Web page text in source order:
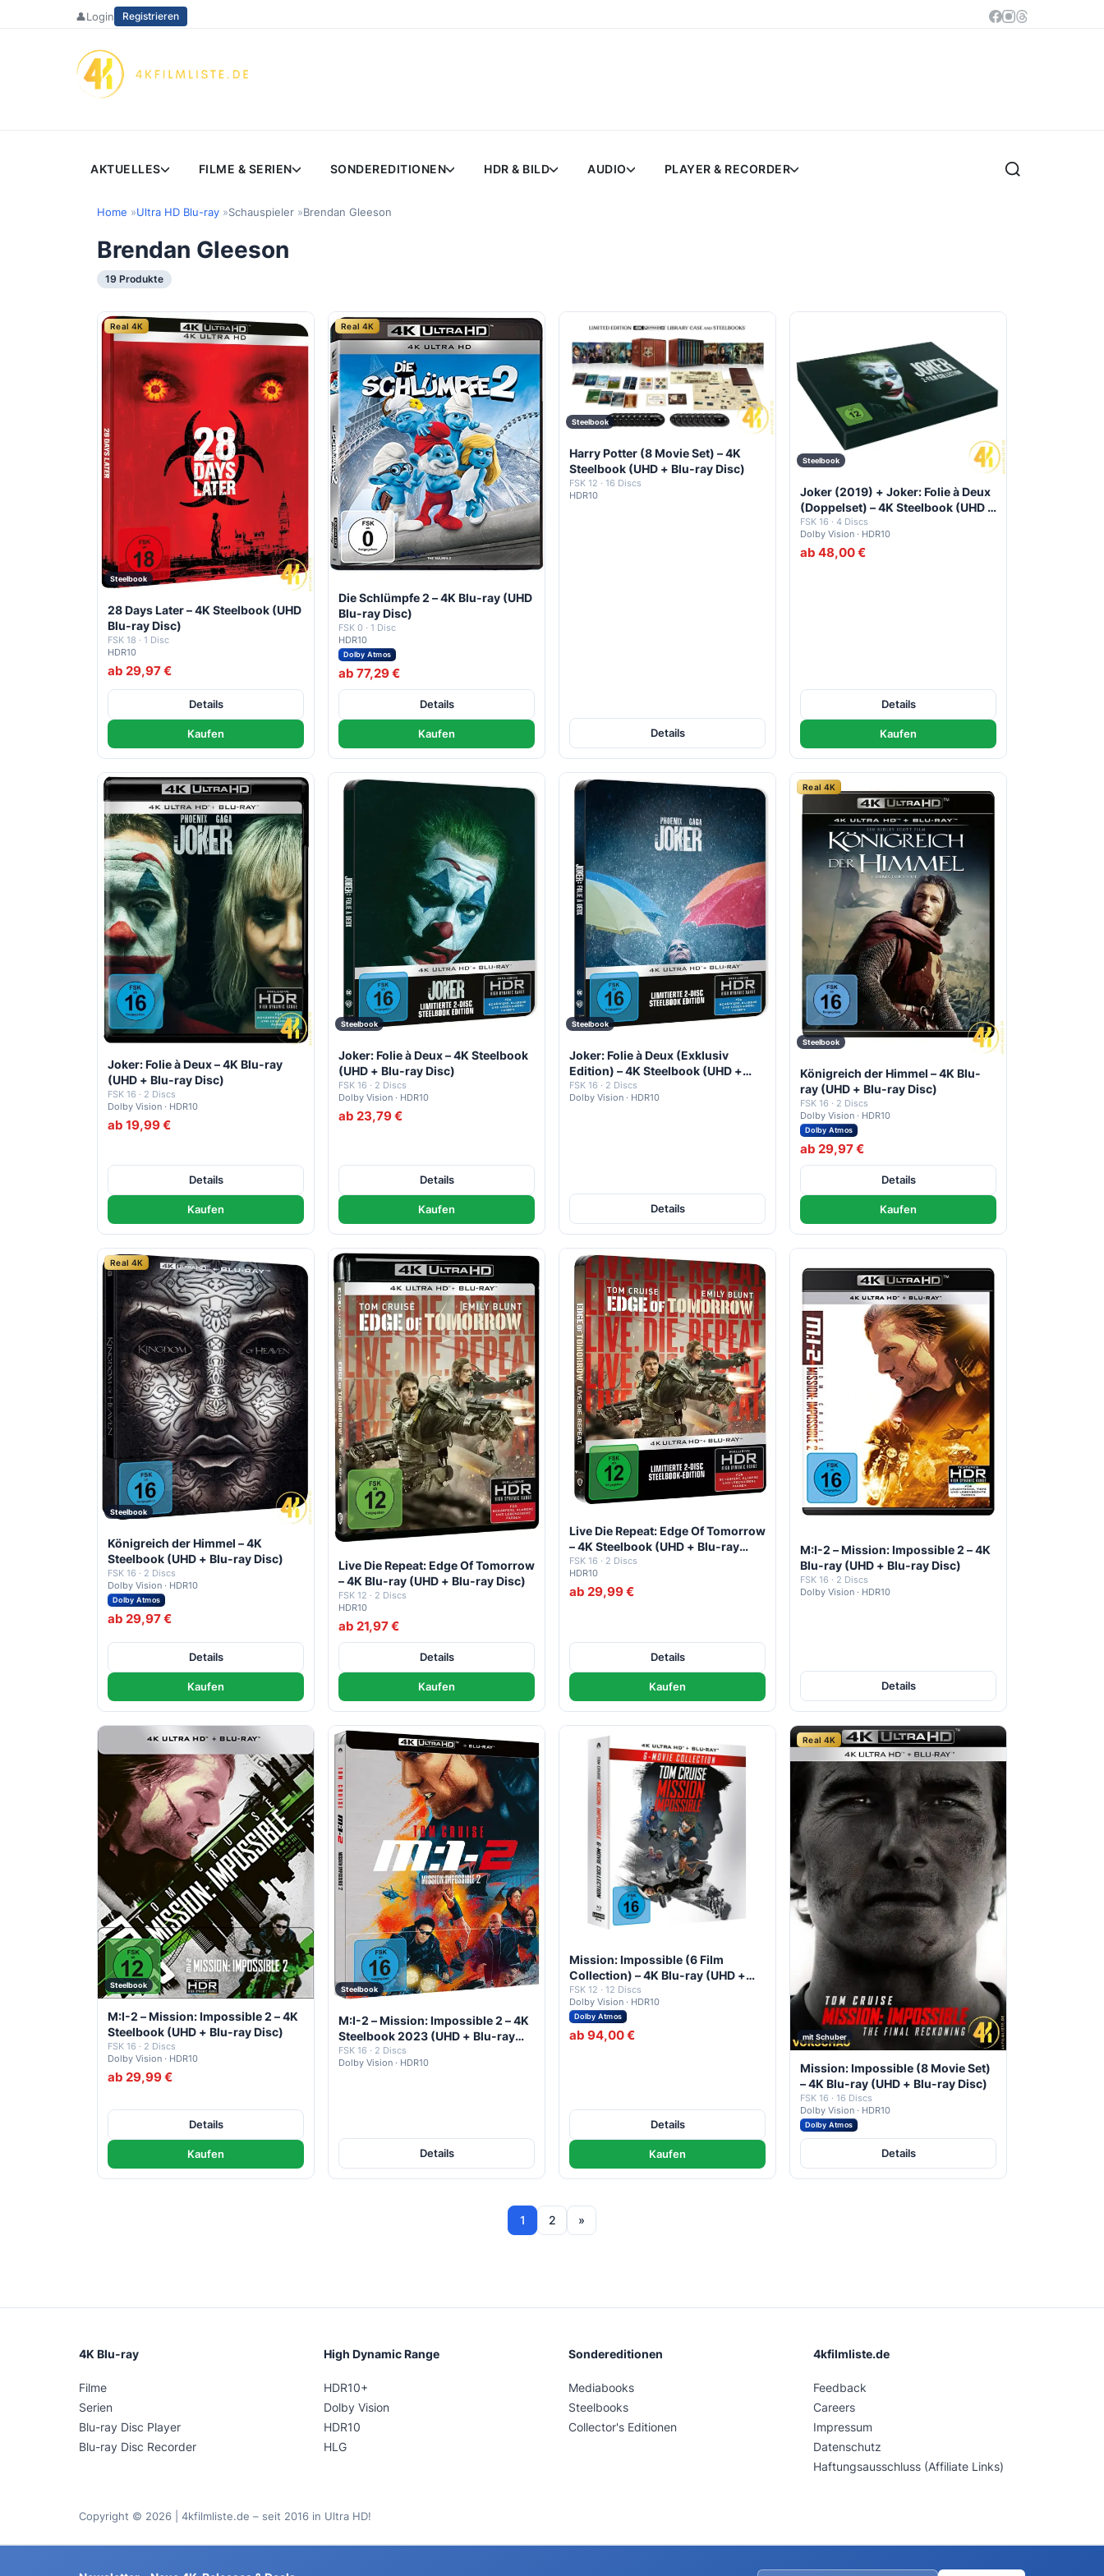
👤Login Registrieren
AKTUELLES FILME & SERIEN SONDEREDITIONEN HDR & BILD AUDIO PLAYER & RECORDER
Home Ultra HD Blu-ray Schauspieler Brendan Gleeson
Brendan Gleeson
19 Produkte
Real 4K
Steelbook
28 Days Later – 4K Steelbook (UHD
Blu-ray Disc)
FSK 18 · 1 Disc
HDR10
ab 29,97 €
Details
Kaufen
Real 4K
Die Schlümpfe 2 – 4K Blu-ray (UHD
Blu-ray Disc)
FSK 0 · 1 Disc
HDR10
Dolby Atmos
ab 77,29 €
Details
Kaufen
Steelbook
Harry Potter (8 Movie Set) – 4K
Steelbook (UHD + Blu-ray Disc)
FSK 12 · 16 Discs
HDR10
Details
Steelbook
Joker (2019) + Joker: Folie à Deux
(Doppelset) – 4K Steelbook (UHD +
Blu-ray Disc)
FSK 16 · 4 Discs
Dolby Vision · HDR10
ab 48,00 €
Details
Kaufen
Joker: Folie à Deux – 4K Blu-ray
(UHD + Blu-ray Disc)
FSK 16 · 2 Discs
Dolby Vision · HDR10
ab 19,99 €
Details
Kaufen
Steelbook
Joker: Folie à Deux – 4K Steelbook
(UHD + Blu-ray Disc)
FSK 16 · 2 Discs
Dolby Vision · HDR10
ab 23,79 €
Details
Kaufen
Steelbook
Joker: Folie à Deux (Exklusiv
Edition) – 4K Steelbook (UHD +
Blu-ray Disc)
FSK 16 · 2 Discs
Dolby Vision · HDR10
Details
Real 4K
Steelbook
Königreich der Himmel – 4K Blu-
ray (UHD + Blu-ray Disc)
FSK 16 · 2 Discs
Dolby Vision · HDR10
Dolby Atmos
ab 29,97 €
Details
Kaufen
Real 4K
Steelbook
Königreich der Himmel – 4K
Steelbook (UHD + Blu-ray Disc)
FSK 16 · 2 Discs
Dolby Vision · HDR10
Dolby Atmos
ab 29,97 €
Details
Kaufen
Live Die Repeat: Edge Of Tomorrow
– 4K Blu-ray (UHD + Blu-ray Disc)
FSK 12 · 2 Discs
HDR10
ab 21,97 €
Details
Kaufen
Live Die Repeat: Edge Of Tomorrow
– 4K Steelbook (UHD + Blu-ray
Disc)
FSK 16 · 2 Discs
HDR10
ab 29,99 €
Details
Kaufen
M:I-2 – Mission: Impossible 2 – 4K
Blu-ray (UHD + Blu-ray Disc)
FSK 16 · 2 Discs
Dolby Vision · HDR10
Details
Steelbook
M:I-2 – Mission: Impossible 2 – 4K
Steelbook (UHD + Blu-ray Disc)
FSK 16 · 2 Discs
Dolby Vision · HDR10
ab 29,99 €
Details
Kaufen
Steelbook
M:I-2 – Mission: Impossible 2 – 4K
Steelbook 2023 (UHD + Blu-ray
Disc)
FSK 16 · 2 Discs
Dolby Vision · HDR10
Details
Mission: Impossible (6 Film
Collection) – 4K Blu-ray (UHD +
Blu-ray Disc)
FSK 12 · 12 Discs
Dolby Vision · HDR10
Dolby Atmos
ab 94,00 €
Details
Kaufen
Real 4K
mit Schuber
Mission: Impossible (8 Movie Set)
– 4K Blu-ray (UHD + Blu-ray Disc)
FSK 16 · 16 Discs
Dolby Vision · HDR10
Dolby Atmos
Details
1 2 »
4K Blu-ray
Filme
Serien
Blu-ray Disc Player
Blu-ray Disc Recorder
High Dynamic Range
HDR10+
Dolby Vision
HDR10
HLG
Sondereditionen
Mediabooks
Steelbooks
Collector's Editionen
4kfilmliste.de
Feedback
Careers
Impressum
Datenschutz
Haftungsausschluss (Affiliate Links)
Copyright © 2026 | 4kfilmliste.de – seit 2016 in Ultra HD!